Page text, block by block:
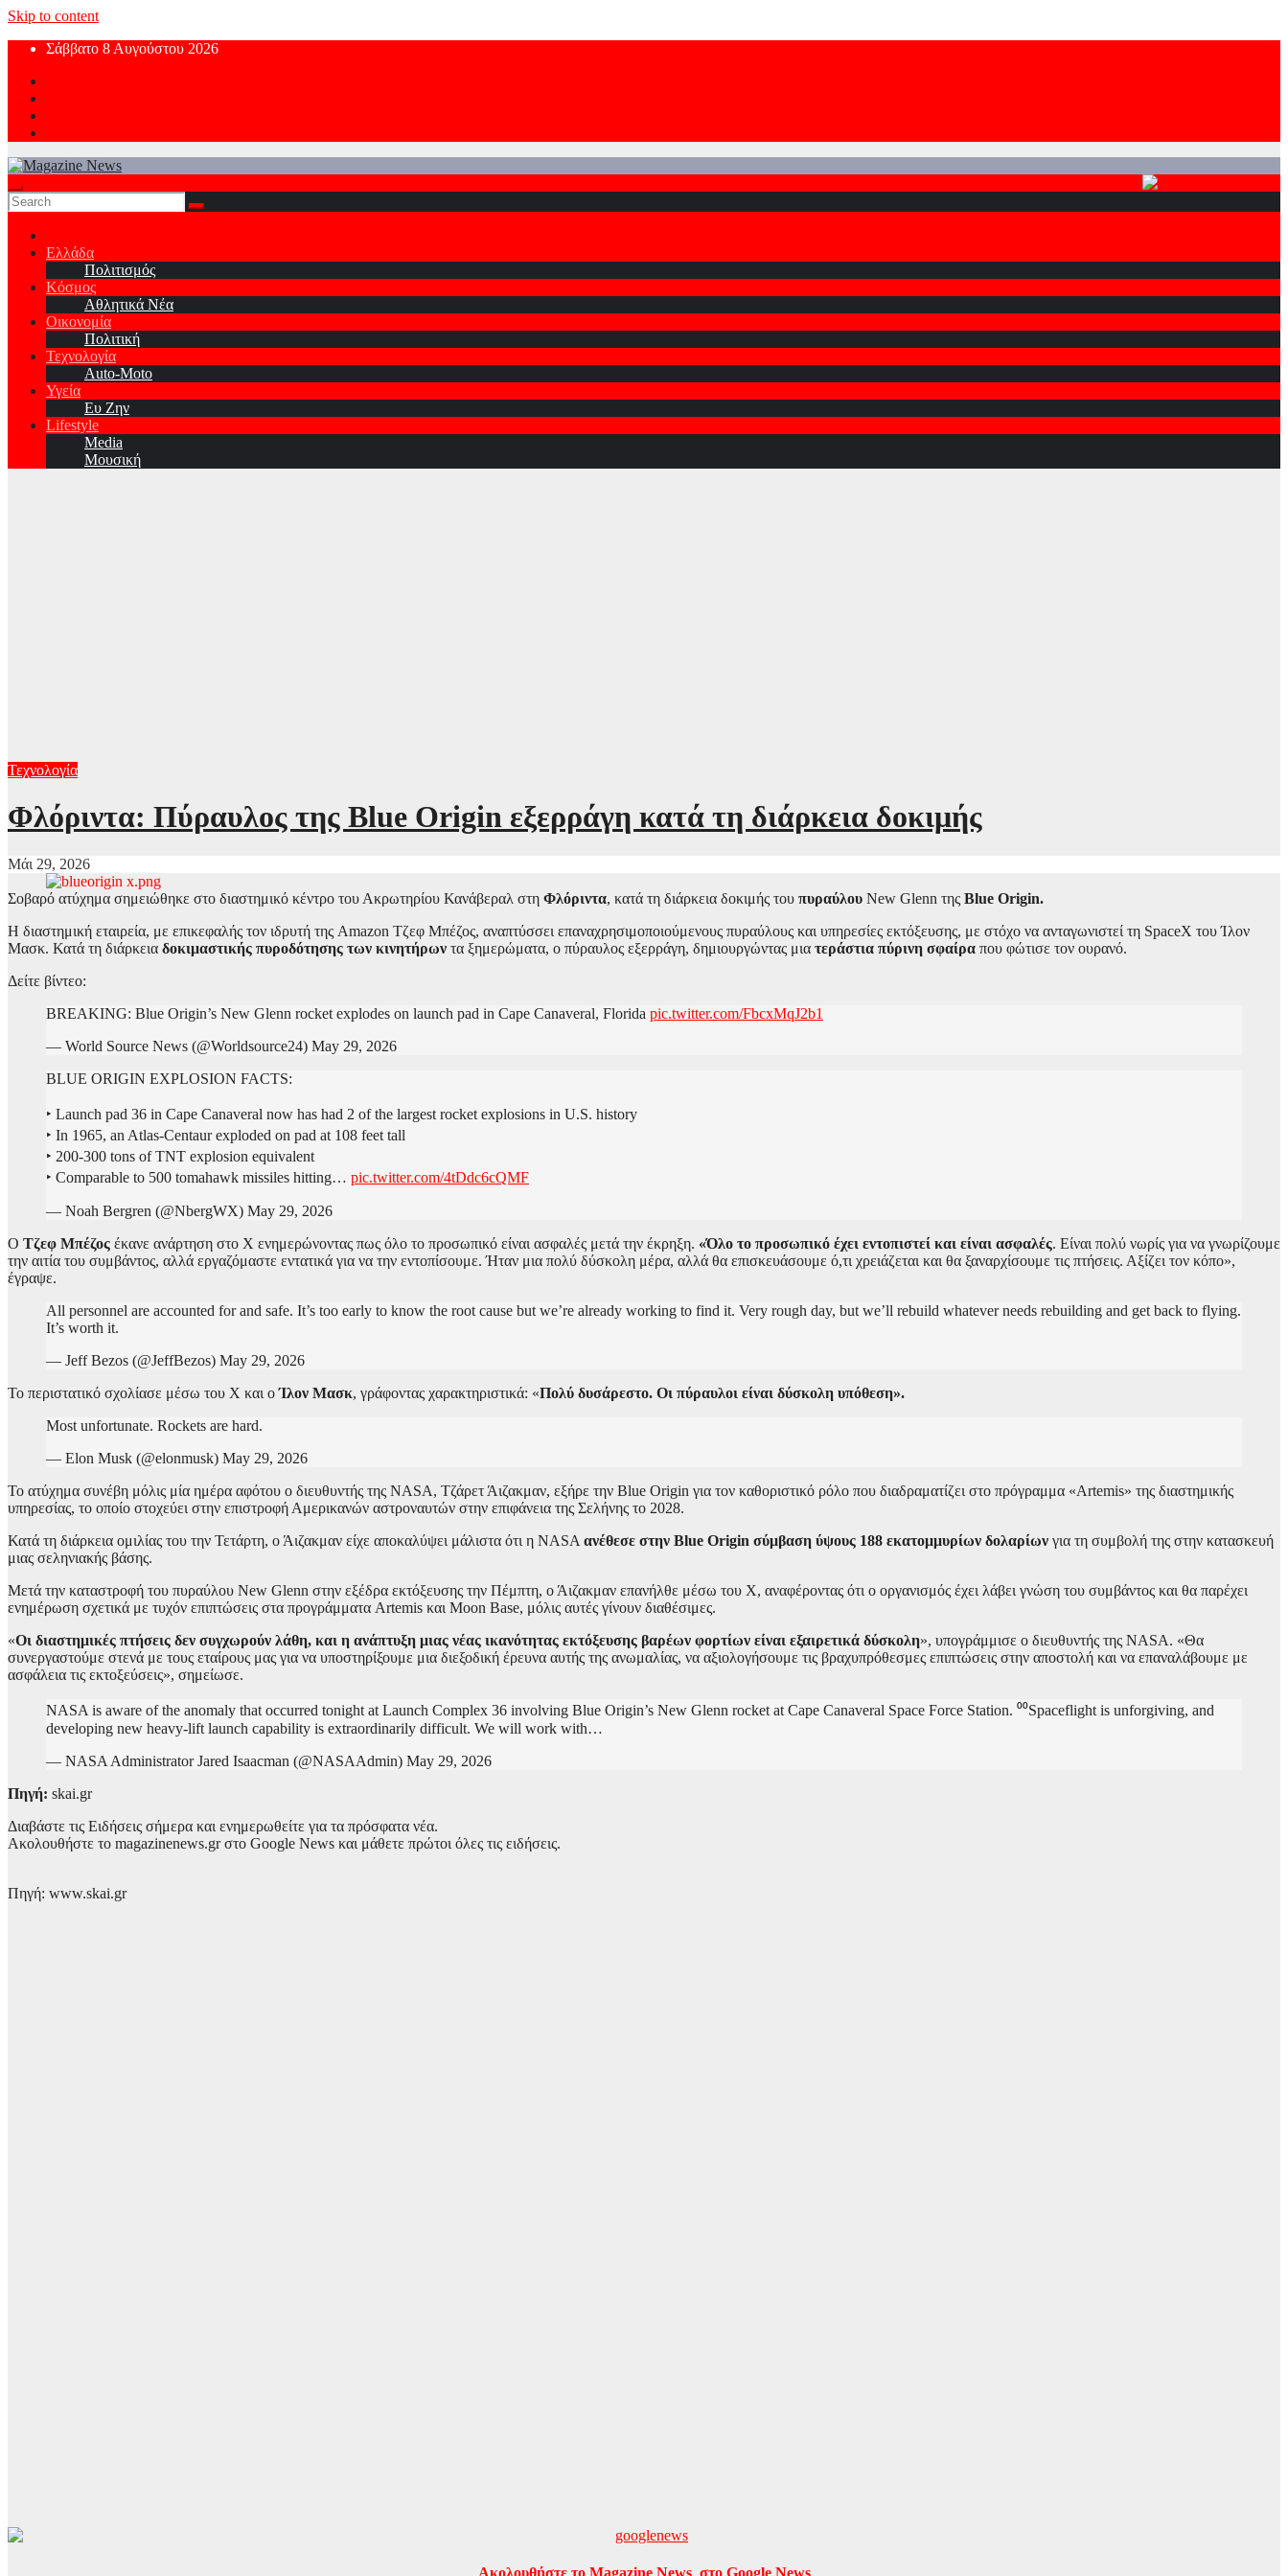
Skip to content
Σάββατο 8 Αυγούστου 2026
Ελλάδα
Πολιτισμός
Κόσμος
Αθλητικά Νέα
Οικονομία
Πολιτική
Τεχνολογία
Auto-Moto
Υγεία
Ευ Ζην
Lifestyle
Media
Μουσική
Τεχνολογία
Φλόριντα: Πύραυλος της Blue Origin εξερράγη κατά τη διάρκεια δοκιμής
Μάι 29, 2026
Σοβαρό ατύχημα σημειώθηκε στο διαστημικό κέντρο του Ακρωτηρίου Κανάβεραλ στη Φλόριντα, κατά τη διάρκεια δοκιμής του πυραύλου New Glenn της Blue Origin.
Η διαστημική εταιρεία, με επικεφαλής τον ιδρυτή της Amazon Τζεφ Μπέζος, αναπτύσσει επαναχρησιμοποιούμενους πυραύλους και υπηρεσίες εκτόξευσης, με στόχο να ανταγωνιστεί τη SpaceX του Ίλον
Μασκ. Κατά τη διάρκεια δοκιμαστικής πυροδότησης των κινητήρων τα ξημερώματα, ο πύραυλος εξερράγη, δημιουργώντας μια τεράστια πύρινη σφαίρα που φώτισε τον ουρανό.
Δείτε βίντεο:
BREAKING: Blue Origin’s New Glenn rocket explodes on launch pad in Cape Canaveral, Florida pic.twitter.com/FbcxMqJ2b1
— World Source News (@Worldsource24) May 29, 2026
BLUE ORIGIN EXPLOSION FACTS:
‣ Launch pad 36 in Cape Canaveral now has had 2 of the largest rocket explosions in U.S. history
‣ In 1965, an Atlas-Centaur exploded on pad at 108 feet tall
‣ 200-300 tons of TNT explosion equivalent
‣ Comparable to 500 tomahawk missiles hitting… pic.twitter.com/4tDdc6cQMF
— Noah Bergren (@NbergWX) May 29, 2026
Ο Τζεφ Μπέζος έκανε ανάρτηση στο Χ ενημερώνοντας πως όλο το προσωπικό είναι ασφαλές μετά την έκρηξη. «Όλο το προσωπικό έχει εντοπιστεί και είναι ασφαλές. Είναι πολύ νωρίς για να γνωρίζουμε
την αιτία του συμβάντος, αλλά εργαζόμαστε εντατικά για να την εντοπίσουμε. Ήταν μια πολύ δύσκολη μέρα, αλλά θα επισκευάσουμε ό,τι χρειάζεται και θα ξαναρχίσουμε τις πτήσεις. Αξίζει τον κόπο»,
έγραψε.
All personnel are accounted for and safe. It’s too early to know the root cause but we’re already working to find it. Very rough day, but we’ll rebuild whatever needs rebuilding and get back to flying.
It’s worth it.
— Jeff Bezos (@JeffBezos) May 29, 2026
Το περιστατικό σχολίασε μέσω του X και οΊλον Μασκ, γράφοντας χαρακτηριστικά: «Πολύ δυσάρεστο. Οι πύραυλοι είναι δύσκολη υπόθεση».
Most unfortunate. Rockets are hard.
— Elon Musk (@elonmusk) May 29, 2026
Το ατύχημα συνέβη μόλις μία ημέρα αφότου ο διευθυντής της NASA, Τζάρετ Άιζακμαν, εξήρε την Blue Origin για τον καθοριστικό ρόλο που διαδραματίζει στο πρόγραμμα «Artemis» της διαστημικής
υπηρεσίας, το οποίο στοχεύει στην επιστροφή Αμερικανών αστροναυτών στην επιφάνεια της Σελήνης το 2028.
Κατά τη διάρκεια ομιλίας του την Τετάρτη, ο Άιζακμαν είχε αποκαλύψει μάλιστα ότι η NASA ανέθεσε στην Blue Origin σύμβαση ύψους 188 εκατομμυρίων δολαρίων για τη συμβολή της στην κατασκευή
μιας σεληνιακής βάσης.
Μετά την καταστροφή του πυραύλου New Glenn στην εξέδρα εκτόξευσης την Πέμπτη, ο Άιζακμαν επανήλθε μέσω του X, αναφέροντας ότι ο οργανισμός έχει λάβει γνώση του συμβάντος και θα παρέχει
ενημέρωση σχετικά με τυχόν επιπτώσεις στα προγράμματα Artemis και Moon Base, μόλις αυτές γίνουν διαθέσιμες.
«Οι διαστημικές πτήσεις δεν συγχωρούν λάθη, και η ανάπτυξη μιας νέας ικανότητας εκτόξευσης βαρέων φορτίων είναι εξαιρετικά δύσκολη», υπογράμμισε ο διευθυντής της NASA. «Θα
συνεργαστούμε στενά με τους εταίρους μας για να υποστηρίξουμε μια διεξοδική έρευνα αυτής της ανωμαλίας, να αξιολογήσουμε τις βραχυπρόθεσμες επιπτώσεις στην αποστολή και να επαναλάβουμε με
ασφάλεια τις εκτοξεύσεις», σημείωσε.
NASA is aware of the anomaly that occurred tonight at Launch Complex 36 involving Blue Origin’s New Glenn rocket at Cape Canaveral Space Force Station. ⁰⁰Spaceflight is unforgiving, and
developing new heavy-lift launch capability is extraordinarily difficult. We will work with…
— NASA Administrator Jared Isaacman (@NASAAdmin) May 29, 2026
Πηγή: skai.gr
Διαβάστε τις Ειδήσεις σήμερα και ενημερωθείτε για τα πρόσφατα νέα.
Ακολουθήστε το magazinenews.gr στο Google News και μάθετε πρώτοι όλες τις ειδήσεις.
Πηγή: www.skai.gr